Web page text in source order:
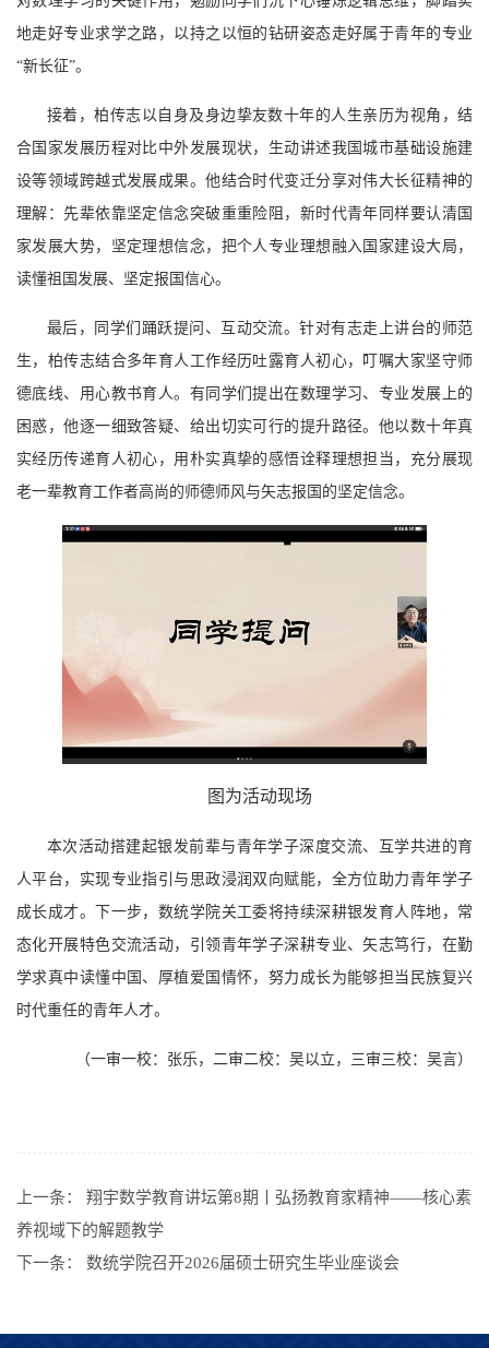
地走好专业求学之路，以持之以恒的钻研姿态走好属于青年的专业
“新长征”。
接着，柏传志以自身及身边挚友数十年的人生亲历为视角，结
合国家发展历程对比中外发展现状，生动讲述我国城市基础设施建
设等领域跨越式发展成果。他结合时代变迁分享对伟大长征精神的
理解：先辈依靠坚定信念突破重重险阻，新时代青年同样要认清国
家发展大势，坚定理想信念，把个人专业理想融入国家建设大局，
读懂祖国发展、坚定报国信心。
最后，同学们踊跃提问、互动交流。针对有志走上讲台的师范
生，柏传志结合多年育人工作经历吐露育人初心，叮嘱大家坚守师
德底线、用心教书育人。有同学们提出在数理学习、专业发展上的
困惑，他逐一细致答疑、给出切实可行的提升路径。他以数十年真
实经历传递育人初心，用朴实真挚的感悟诠释理想担当，充分展现
老一辈教育工作者高尚的师德师风与矢志报国的坚定信念。
图为活动现场
本次活动搭建起银发前辈与青年学子深度交流、互学共进的育
人平台，实现专业指引与思政浸润双向赋能，全方位助力青年学子
成长成才。下一步，数统学院关工委将持续深耕银发育人阵地，常
态化开展特色交流活动，引领青年学子深耕专业、矢志笃行，在勤
学求真中读懂中国、厚植爱国情怀，努力成长为能够担当民族复兴
时代重任的青年人才。
（一审一校：张乐，二审二校：吴以立，三审三校：吴言）
上一条： 翔宇数学教育讲坛第8期丨弘扬教育家精神——核心素
养视域下的解题教学
下一条： 数统学院召开2026届硕士研究生毕业座谈会